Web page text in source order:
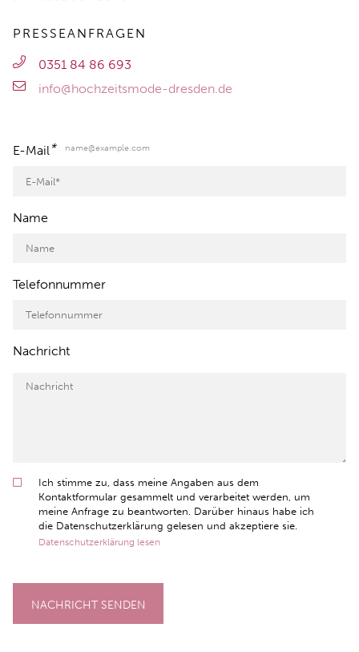
PRESSEANFRAGEN
0351 84 86 693
info@hochzeitsmode-dresden.de
E-Mail* name@example.com
Name
Telefonnummer
Nachricht
Ich stimme zu, dass meine Angaben aus dem
Kontaktformular gesammelt und verarbeitet werden, um
meine Anfrage zu beantworten. Darüber hinaus habe ich
die Datenschutzerklärung gelesen und akzeptiere sie.
Datenschutzerklärung lesen
NACHRICHT SENDEN